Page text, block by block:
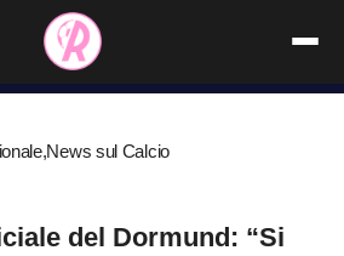
,News sul Calcio
del Dormund: “Si